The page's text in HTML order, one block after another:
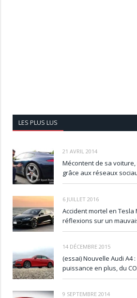
LES PLUS LUS
21 AVRIL 2014
Mécontent de sa
grâce aux réseaux
6 JUILLET 2016
Accident mortel en Tesla
réflexions sur un
14 DÉCEMBRE 2015
(essai) Nouvelle Audi A4
puissance en plus, du
9 SEPTEMBRE 2014